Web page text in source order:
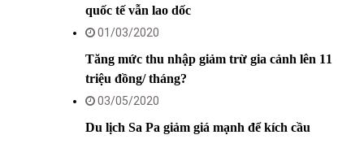
quốc tế vẫn lao dốc
01/03/2020
Tăng mức thu nhập giảm trừ gia cảnh lên 11
triệu đồng/ tháng?
03/05/2020
Du lịch Sa Pa giảm giá mạnh để kích cầu